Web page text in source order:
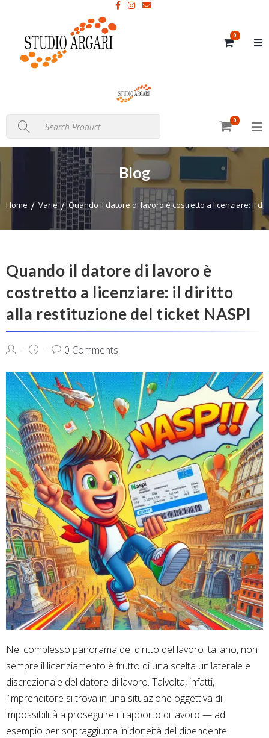
0
0
Blog
Home Varie Quando il datore di lavoro è costretto a licenziare: il
Quando il datore di lavoro è
costretto a licenziare: il diritto
alla restituzione del ticket NASPI
0 Comments
Nel complesso panorama del diritto del lavoro italiano, non
sempre il licenziamento è frutto di una scelta unilaterale e
discrezionale del datore di lavoro. Talvolta, infatti,
l’imprenditore si trova in una situazione oggettiva di
impossibilità a proseguire il rapporto di lavoro — ad
esempio per sopraggiunta inidoneità del dipendente